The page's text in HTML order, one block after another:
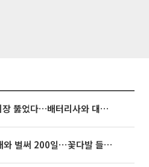
포스코퓨처엠, LFP 시장 뚫었다…배터리사와 대규모 장기 공급 합의
아옳이, 한의사 김형배와 벌써 200일⋯꽃다발 들고 "프러포즈 아냐"